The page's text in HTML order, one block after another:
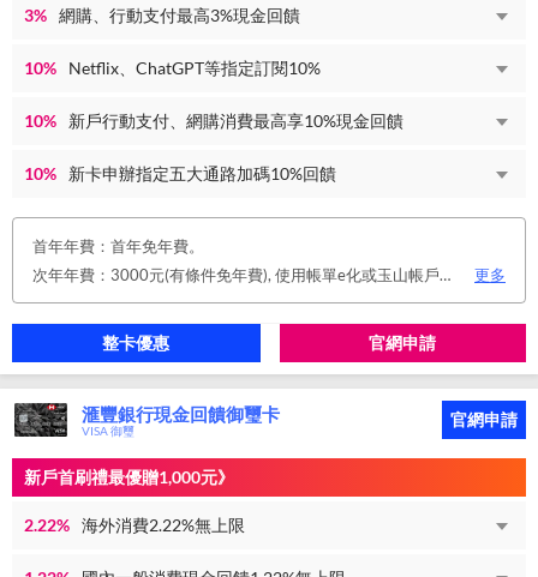
3% 網購、行動支付最高3%現金回饋
10% Netflix、ChatGPT等指定訂閱10%
10% 新戶行動支付、網購消費最高享10%現金回饋
10% 新卡申辦指定五大通路加碼10%回饋
首年年費：首年免年費。
次年年費：3000元(有條件免年費), 使用帳單e化或玉山帳戶自動扣繳信用卡款或任消費一筆享免年費優惠。
更多
整卡優惠 官網申請
滙豐銀行現金回饋御璽卡
VISA 御璽
官網申請
新戶首刷禮最優贈1,000元》
2.22% 海外消費2.22%無上限